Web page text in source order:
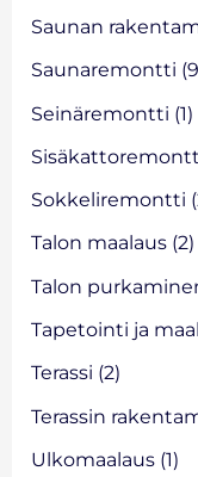
Saunan
Saunaremontti
Seinäremontti (1)
Sokkeliremontti
Talon maalaus (2)
Talon
Tapetointi ja
Terassi (2)
Terassin
Ulkomaalaus (1)